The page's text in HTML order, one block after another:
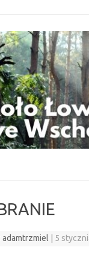
adamtrzmiel 5